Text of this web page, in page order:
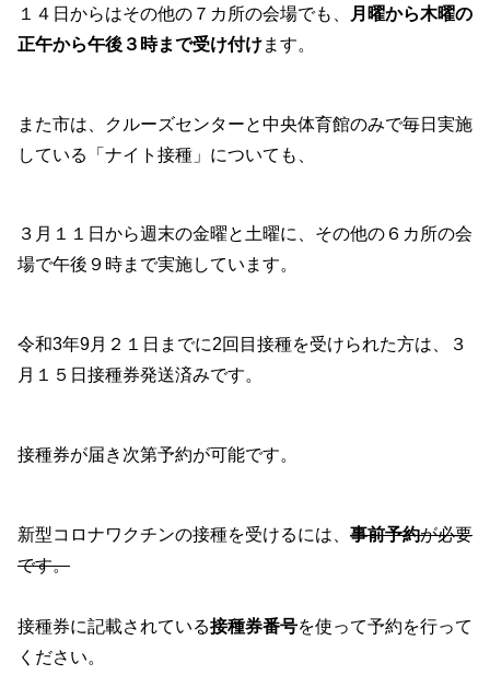
１４日からはその他の７カ所の会場でも、
月曜から木曜の
正午から午後３時まで受け付けます。
また市は、クルーズセンターと中央体育館のみで毎日実施
している「ナイト接種」についても、
３月１１日から週末の金曜と土曜に、その他の６カ所の会
場で午後９時まで実施しています。
令和3年9月２１日までに2回目接種を受けられた方は、３
月１５日接種券発送済みです。
接種券が届き次第予約が可能です。
新型コロナワクチンの接種を受けるには、 事前予約が必要
です。
接種券に記載されている接種券番号を使って予約を行って
ください。